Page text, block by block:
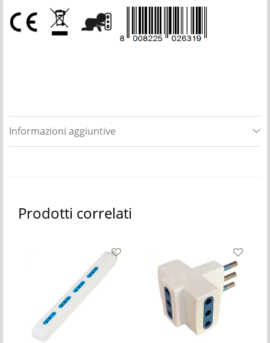
Informazioni aggiuntive
Prodotti correlati